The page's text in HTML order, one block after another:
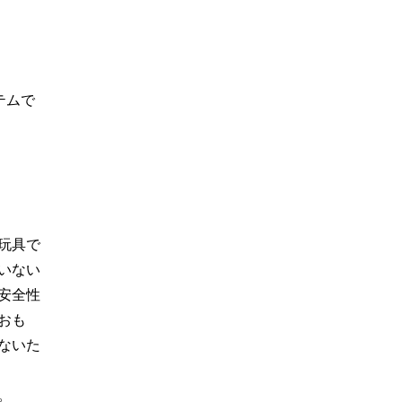
ムで
具で
ない
全性
も
いた